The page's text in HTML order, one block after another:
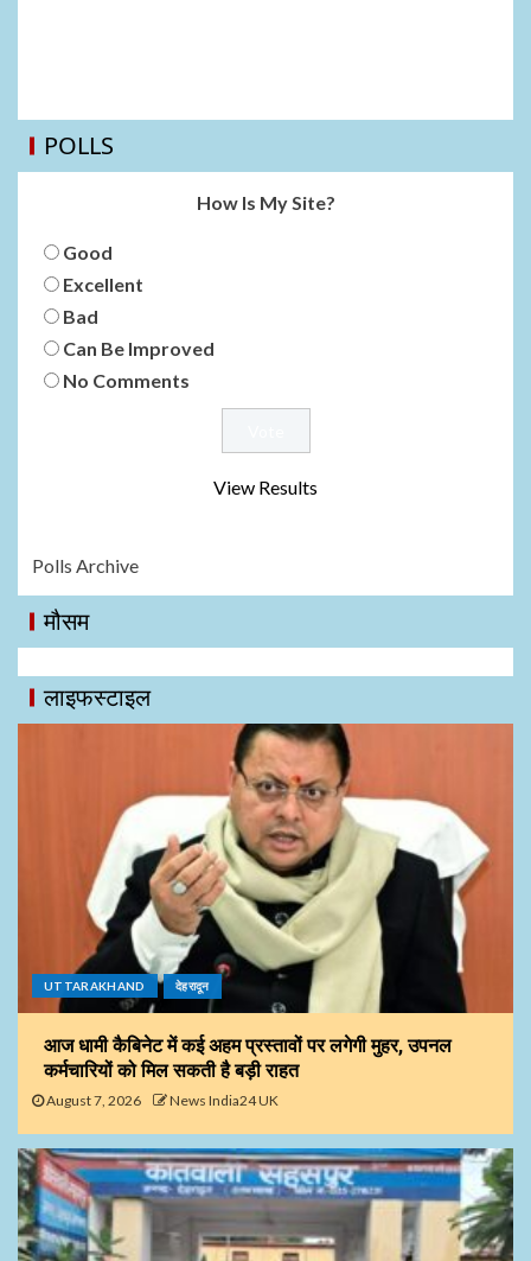
POLLS
How Is My Site?
Good
Excellent
Bad
Can Be Improved
No Comments
View Results
Polls Archive
मौसम
लाइफस्टाइल
UTTARAKHAND देहरादून
आज धामी कैबिनेट में कई अहम प्रस्तावों पर लगेगी मुहर, उपनल
कर्मचारियों को मिल सकती है बड़ी राहत
August 7, 2026 News India24 UK